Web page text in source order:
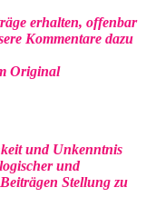
erhalten, offenbar
Kommentare dazu
Original
und Unkenntnis
und
Stellung zu